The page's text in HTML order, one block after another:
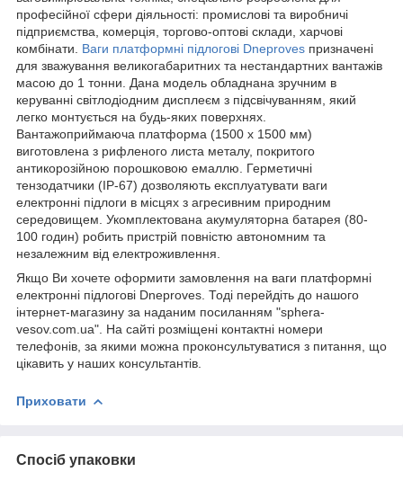
професійної сфери діяльності: промислові та виробничі
підприємства, комерція, торгово-оптові склади, харчові
комбінати. Ваги платформні підлогові Dneproves призначені
для зважування великогабаритних та нестандартних вантажів
масою до 1 тонни. Дана модель обладнана зручним в
керуванні світлодіодним дисплеєм з підсвічуванням, який
легко монтується на будь-яких поверхнях.
Вантажоприймаюча платформа (1500 х 1500 мм)
виготовлена з рифленого листа металу, покритого
антикорозійною порошковою емаллю. Герметичні
тензодатчики (IP-67) дозволяють експлуатувати ваги
електронні підлоги в місцях з агресивним природним
середовищем. Укомплектована акумуляторна батарея (80-
100 годин) робить пристрій повністю автономним та
незалежним від електроживлення.
Якщо Ви хочете оформити замовлення на ваги платформні
електронні підлогові Dneproves. Тоді перейдіть до нашого
інтернет-магазину за наданим посиланням "sphera-
vesov.com.ua". На сайті розміщені контактні номери
телефонів, за якими можна проконсультуватися з питання, що
цікавить у наших консультантів.
Приховати
Спосіб упаковки